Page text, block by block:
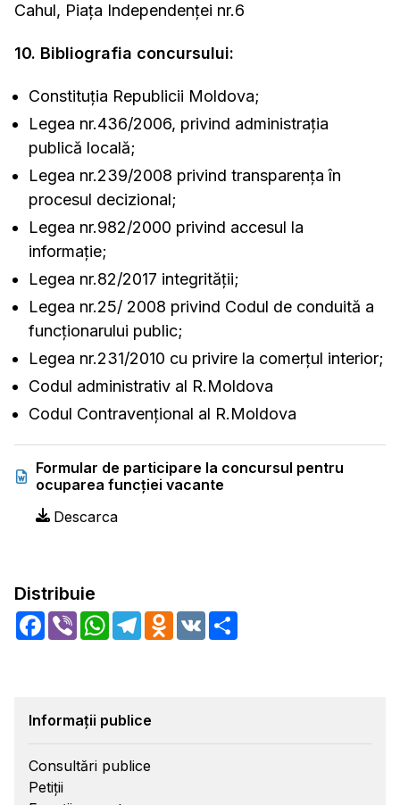
Cahul, Piaţa Independenţei nr.6
10. Bibliografia concursului:
Constituţia Republicii Moldova;
Legea nr.436/2006, privind administraţia
publică locală;
Legea nr.239/2008 privind transparenţa în
procesul decizional;
Legea nr.982/2000 privind accesul la
informație;
Legea nr.82/2017 integrității;
Legea nr.25/ 2008 privind Codul de conduită a
funcţionarului public;
Legea nr.231/2010 cu privire la comerțul interior;
Codul administrativ al R.Moldova
Codul Contravențional al R.Moldova
Formular de participare la concursul pentru
ocuparea funcţiei vacante
Descarca
Distribuie
Facebook
Viber WhatsApp
TelegramOdnoklassniki
VK
Informații publice
Consultări publice
Petiții